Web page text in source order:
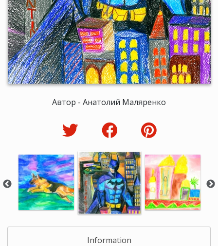
Автор - Анатолий Маляренко
Information